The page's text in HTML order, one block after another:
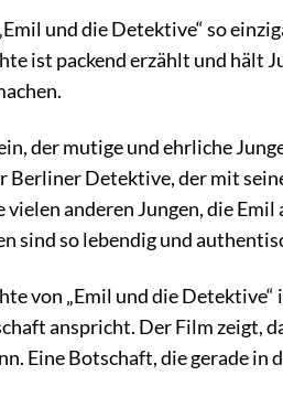
und die Detektive“ so
ist packend erzählt und hält
der mutige und ehrliche
Berliner Detektive, der mit
anderen Jungen, die
sind so lebendig und
von „Emil und die
anspricht. Der Film zeigt,
Eine Botschaft, die gerade